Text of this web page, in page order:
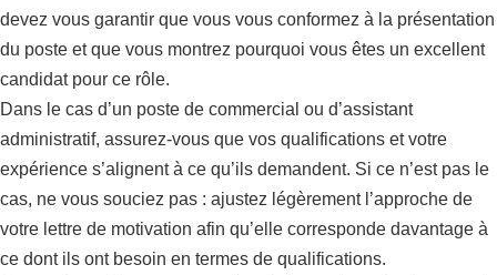
devez vous garantir que vous vous conformez à la présentation
du poste et que vous montrez pourquoi vous êtes un excellent
candidat pour ce rôle.
Dans le cas d’un poste de commercial ou d’assistant
administratif, assurez-vous que vos qualifications et votre
expérience s’alignent à ce qu’ils demandent. Si ce n’est pas le
cas, ne vous souciez pas : ajustez légèrement l’approche de
votre lettre de motivation afin qu’elle corresponde davantage à
ce dont ils ont besoin en termes de qualifications.